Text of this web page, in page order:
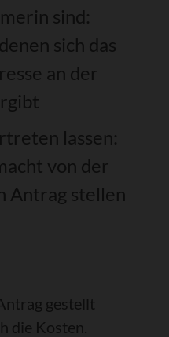
sind:
sich das
an der
lassen:
von der
Antrag stellen
gestellt
die Kosten.